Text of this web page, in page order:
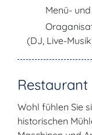
Menü-
(DJ, Live-
Wohl fühlen Sie
historischen